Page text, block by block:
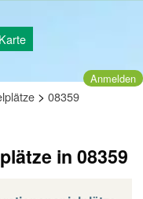
Karte
Anmelden
> 08359
in 08359